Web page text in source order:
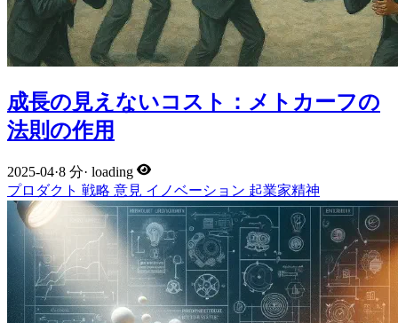
成長の見えないコスト：メトカーフの
法則の作用
2025-04·8 分· loading
プロダクト 戦略 意見 イノベーション 起業家精神